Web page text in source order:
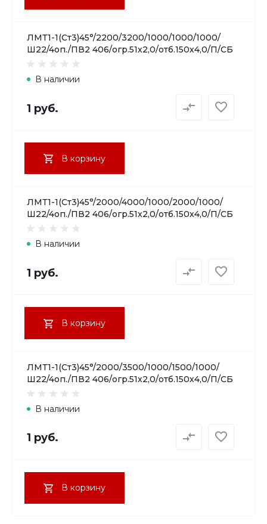
ЛМТ1-1(Ст3)45°/2200/3200/1000/1000/1000/
Ш22/4оп./ПВ2 406/огр.51х2,0/отб.150х4,0/П/СБ
В наличии
1 руб.
В корзину
ЛМТ1-1(Ст3)45°/2000/4000/1000/2000/1000/
Ш22/4оп./ПВ2 406/огр.51х2,0/отб.150х4,0/П/СБ
В наличии
1 руб.
В корзину
ЛМТ1-1(Ст3)45°/2000/3500/1000/1500/1000/
Ш22/4оп./ПВ2 406/огр.51х2,0/отб.150х4,0/П/СБ
В наличии
1 руб.
В корзину